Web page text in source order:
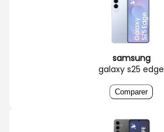
samsung
galaxy s25 edge
Comparer